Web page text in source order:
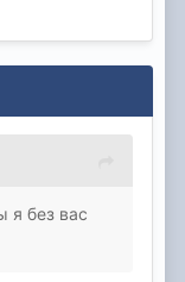
я без вас